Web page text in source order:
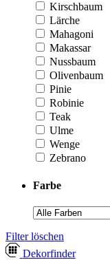
Kirschbaum
Lärche
Mahagoni
Makassar
Nussbaum
Olivenbaum
Pinie
Robinie
Teak
Ulme
Wenge
Zebrano
Farbe
­Filter löschen
Dekorfinder